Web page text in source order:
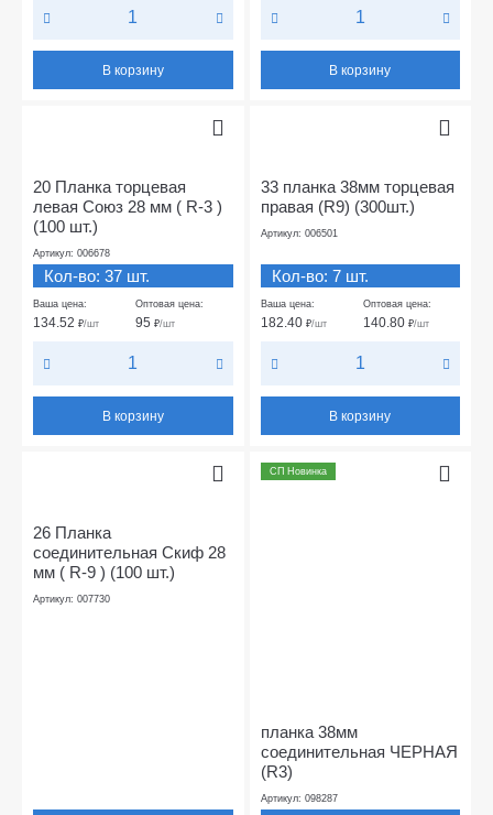
В корзину В корзину
20 Планка торцевая
левая Союз 28 мм ( R-3 )
(100 шт.)
Артикул: 006678
Кол-во: 37 шт.
Ваша цена:
134.52 ₽/шт
Оптовая цена:
95₽/шт
В корзину
33 планка 38мм торцевая
правая (R9) (300шт.)
Артикул: 006501
Кол-во: 7 шт.
Ваша цена:
182.40 ₽/шт
Оптовая цена:
140.80 ₽/шт
В корзину
26 Планка
соединительная Скиф 28
мм ( R-9 ) (100 шт.)
Артикул: 007730
СП Новинка
планка 38мм
соединительная ЧЕРНАЯ
(R3)
Артикул: 098287